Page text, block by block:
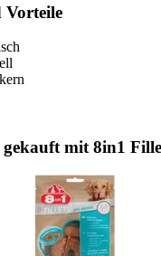
Vorteile
mit 8in1